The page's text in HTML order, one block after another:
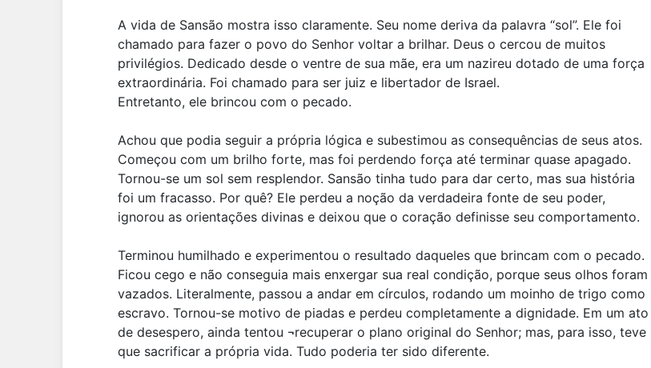
A vida de Sansão mostra isso claramente. Seu nome deriva da palavra “sol”. Ele foi
chamado para fazer o povo do Senhor voltar a brilhar. Deus o cercou de muitos
privilégios. Dedicado desde o ventre de sua mãe, era um nazireu dotado de uma força
extraordinária. Foi chamado para ser juiz e libertador de Israel.
Entretanto, ele brincou com o pecado.
Achou que podia seguir a própria lógica e subestimou as consequências de seus atos.
Começou com um brilho forte, mas foi perdendo força até terminar quase apagado.
Tornou-se um sol sem resplendor. Sansão tinha tudo para dar certo, mas sua história
foi um fracasso. Por quê? Ele perdeu a noção da verdadeira fonte de seu poder,
ignorou as orientações divinas e deixou que o coração definisse seu comportamento.
Terminou humilhado e experimentou o resultado daqueles que brincam com o pecado.
Ficou cego e não conseguia mais enxergar sua real condição, porque seus olhos foram
vazados. Literalmente, passou a andar em círculos, rodando um moinho de trigo como
escravo. Tornou-se motivo de piadas e perdeu completamente a dignidade. Em um ato
de desespero, ainda tentou ¬recuperar o plano original do Senhor; mas, para isso, teve
que sacrificar a própria vida. Tudo poderia ter sido diferente.